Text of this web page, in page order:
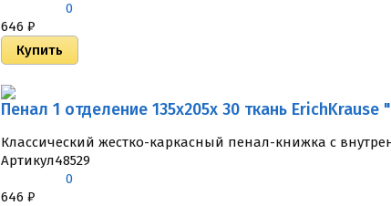
0
646 ₽
Пенал 1 отделение 135x205x 30 ткань ErichKrause
Классический жестко-каркасный пенал-книжка с
Артикул48529
0
646 ₽